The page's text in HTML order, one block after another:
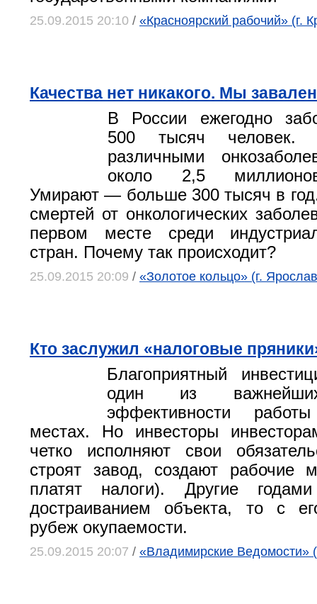
25.09.2015 20:10 / «Красноярский рабочий» (г.
Качества нет никакого. Мы
В России ежегодно
500 тысяч
различными
около 2,5
Умирают — больше 300 тысяч в
смертей от онкологических
первом месте среди
стран. Почему так происходит?
25.09.2015 20:09 / «Золотое кольцо» (г.
Кто заслужил «налоговые
Благоприятный
один из
эффективности
местах. Но инвесторы
четко исполняют свои
строят завод, создают рабочие
платят налоги). Другие
достраиванием объекта, то с
рубеж окупаемости.
25.09.2015 20:07 / «Владимирские Ведомости»